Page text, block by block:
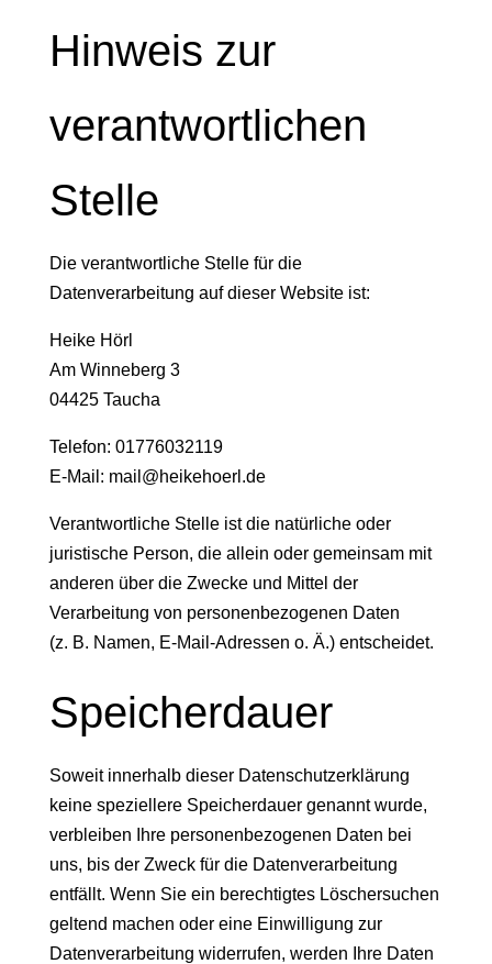
Hinweis zur
verantwortlichen
Stelle
Die verantwortliche Stelle für die
Datenverarbeitung auf dieser Website ist:
Heike Hörl
Am Winneberg 3
04425 Taucha
Telefon: 01776032119
E-Mail: mail@heikehoerl.de
Verantwortliche Stelle ist die natürliche oder
juristische Person, die allein oder gemeinsam mit
anderen über die Zwecke und Mittel der
Verarbeitung von personenbezogenen Daten
(z. B. Namen, E-Mail-Adressen o. Ä.) entscheidet.
Speicherdauer
Soweit innerhalb dieser Datenschutzerklärung
keine speziellere Speicherdauer genannt wurde,
verbleiben Ihre personenbezogenen Daten bei
uns, bis der Zweck für die Datenverarbeitung
entfällt. Wenn Sie ein berechtigtes Löschersuchen
geltend machen oder eine Einwilligung zur
Datenverarbeitung widerrufen, werden Ihre Daten